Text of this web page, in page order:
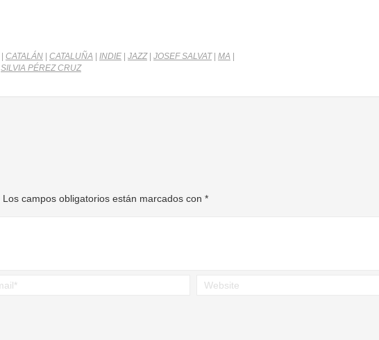
CATALÁN CATALUÑA INDIE JAZZ| JOSEF SALVAT| MA
SILVIA PÉREZ CRUZ
Los campos obligatorios están marcados con *